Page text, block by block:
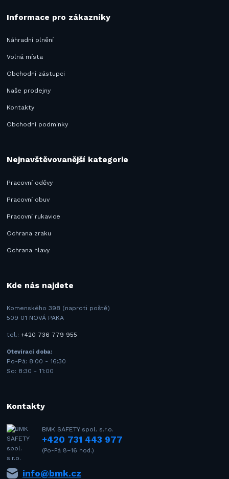
Informace pro zákazníky
Náhradní plnění
Volná místa
Obchodní zástupci
Naše prodejny
Kontakty
Obchodní podmínky
Nejnavštěvovanější kategorie
Pracovní oděvy
Pracovní obuv
Pracovní rukavice
Ochrana zraku
Ochrana hlavy
Kde nás najdete
Komenského 398 (naproti poště)
509 01 NOVÁ PAKA
tel.:+420 736 779 955
Otevírací doba:
Po-Pá: 8:00 - 16:30
So: 8:30 - 11:00
Kontakty
BMK SAFETY spol. s.r.o.
+420 731 443 977
(Po-Pá 8–16 hod.)
info@bmk.cz